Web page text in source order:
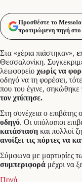
Προσθέστε το
προτιμώμενη πηγή
Στα «χέρια πιάστηκαν»,
Θεσσαλονίκη.
λεωφορείο χωρίς να
οδηγό να τη φορέσει,
που του έγινε,
τον χτύπησε.
Στη συνέχεια ο
οδηγό. Οι υπόλοιποι
κατάσταση και πολλοί
ανοίξει τις πόρτες να
Σύμφωνα με μαρτυρίες
συμπεριφορά μέχρι να
Πηγή